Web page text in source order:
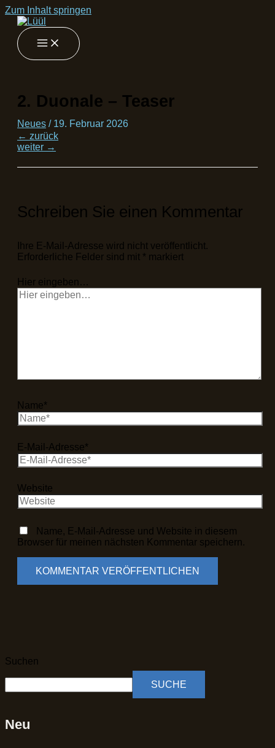
Zum Inhalt springen
2. Duonale – Teaser
Neues / 19. Februar 2026
← zurück
weiter →
Schreiben Sie einen Kommentar
Ihre E-Mail-Adresse wird nicht veröffentlicht.
Erforderliche Felder sind mit * markiert
Hier eingeben…
Name*
E-Mail-Adresse*
Website
Name, E-Mail-Adresse und Website in diesem
Browser für meinen nächsten Kommentar speichern.
Suchen
SUCHE
Neu